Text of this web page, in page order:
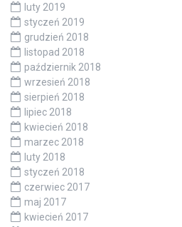
luty 2019
styczeń 2019
grudzień 2018
listopad 2018
październik 2018
wrzesień 2018
sierpień 2018
lipiec 2018
kwiecień 2018
marzec 2018
luty 2018
styczeń 2018
czerwiec 2017
maj 2017
kwiecień 2017